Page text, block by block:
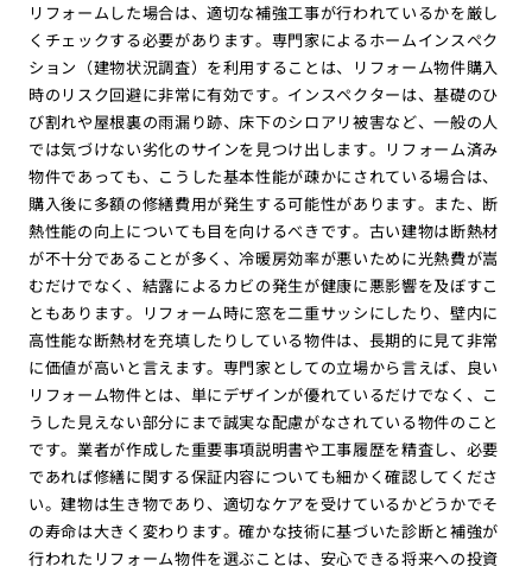
リフォームした場合は、適切な補強工事が行われているかを厳し
くチェックする必要があります。専門家によるホームインスペク
ション（建物状況調査）を利用することは、リフォーム物件購入
時のリスク回避に非常に有効です。インスペクターは、基礎のひ
び割れや屋根裏の雨漏り跡、床下のシロアリ被害など、一般の人
では気づけない劣化のサインを見つけ出します。リフォーム済み
物件であっても、こうした基本性能が疎かにされている場合は、
購入後に多額の修繕費用が発生する可能性があります。また、断
熱性能の向上についても目を向けるべきです。古い建物は断熱材
が不十分であることが多く、冷暖房効率が悪いために光熱費が嵩
むだけでなく、結露によるカビの発生が健康に悪影響を及ぼすこ
ともあります。リフォーム時に窓を二重サッシにしたり、壁内に
高性能な断熱材を充填したりしている物件は、長期的に見て非常
に価値が高いと言えます。専門家としての立場から言えば、良い
リフォーム物件とは、単にデザインが優れているだけでなく、こ
うした見えない部分にまで誠実な配慮がなされている物件のこと
です。業者が作成した重要事項説明書や工事履歴を精査し、必要
であれば修繕に関する保証内容についても細かく確認してくださ
い。建物は生き物であり、適切なケアを受けているかどうかでそ
の寿命は大きく変わります。確かな技術に基づいた診断と補強が
行われたリフォーム物件を選ぶことは、安心できる将来への投資